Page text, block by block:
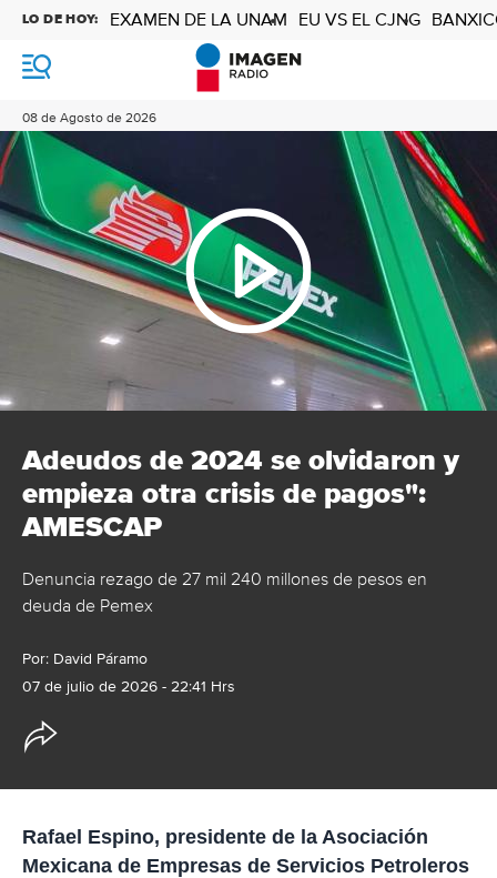
M
n
ú
08 de Agosto de 2026
LO DE HOY: EXAMEN DE LA UNAM EU VS EL CJNG
Adeudos de 2024 se olvidaron y
empieza otra crisis de pagos":
AMESCAP
Denuncia rezago de 27 mil 240 millones de pesos en
deuda de Pemex
Por: David Páramo
07 de julio de 2026 - 22:41 Hrs
e
d
Rafael Espino, presidente de la Asociación
Mexicana de Empresas de Servicios Petroleros